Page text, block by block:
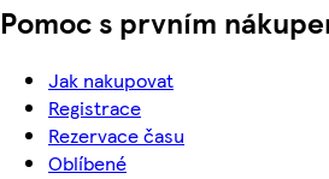
Pomoc s prvním
Jak nakupovat
Registrace
Rezervace času
Oblíbené